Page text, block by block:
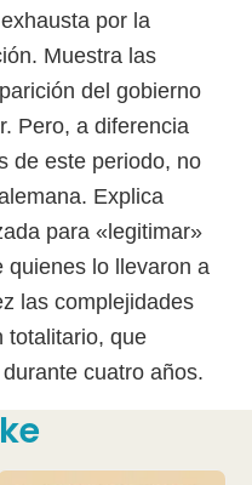
por la
Muestra las
del gobierno
Pero, a diferencia
de este periodo, no
Explica
para «legitimar»
quienes lo llevaron a
las complejidades
totalitario, que
cuatro años.